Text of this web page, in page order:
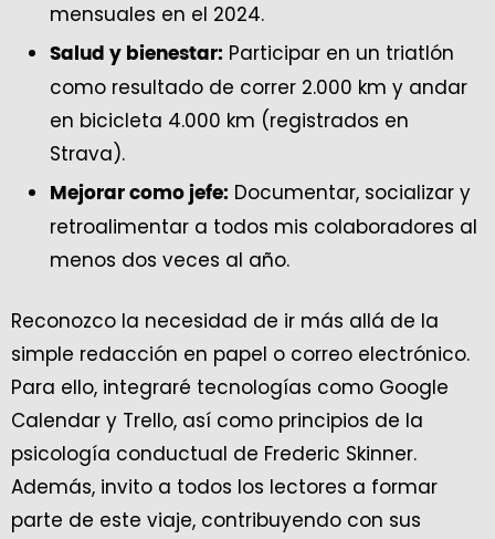
mensuales en el 2024.
Salud y bienestar: Participar en un triatlón
como resultado de correr 2.000 km y andar
en bicicleta 4.000 km (registrados en
Strava).
Mejorar como jefe: Documentar, socializar y
retroalimentar a todos mis colaboradores al
menos dos veces al año.
Reconozco la necesidad de ir más allá de la
simple redacción en papel o correo electrónico.
Para ello, integraré tecnologías como Google
Calendar y Trello, así como principios de la
psicología conductual de Frederic Skinner.
Además, invito a todos los lectores a formar
parte de este viaje, contribuyendo con sus